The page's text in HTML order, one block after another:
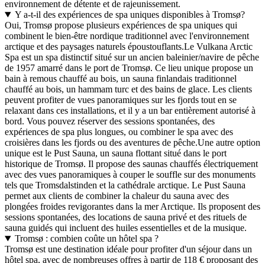
environnement de détente et de rajeunissement.
Y a-t-il des expériences de spa uniques disponibles à Tromsø?
Oui, Tromsø propose plusieurs expériences de spa uniques qui
combinent le bien-être nordique traditionnel avec l'environnement
arctique et des paysages naturels époustouflants.Le Vulkana Arctic
Spa est un spa distinctif situé sur un ancien baleinier/navire de pêche
de 1957 amarré dans le port de Tromsø. Ce lieu unique propose un
bain à remous chauffé au bois, un sauna finlandais traditionnel
chauffé au bois, un hammam turc et des bains de glace. Les clients
peuvent profiter de vues panoramiques sur les fjords tout en se
relaxant dans ces installations, et il y a un bar entièrement autorisé à
bord. Vous pouvez réserver des sessions spontanées, des
expériences de spa plus longues, ou combiner le spa avec des
croisières dans les fjords ou des aventures de pêche.Une autre option
unique est le Pust Sauna, un sauna flottant situé dans le port
historique de Tromsø. Il propose des saunas chauffés électriquement
avec des vues panoramiques à couper le souffle sur des monuments
tels que Tromsdalstinden et la cathédrale arctique. Le Pust Sauna
permet aux clients de combiner la chaleur du sauna avec des
plongées froides revigorantes dans la mer Arctique. Ils proposent des
sessions spontanées, des locations de sauna privé et des rituels de
sauna guidés qui incluent des huiles essentielles et de la musique.
Tromsø : combien coûte un hôtel spa ?
Tromsø est une destination idéale pour profiter d'un séjour dans un
hôtel spa, avec de nombreuses offres à partir de 118 € proposant des